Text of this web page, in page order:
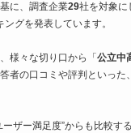
に、調査企業29社を対象に
ングを発表しています。
様々な切り口から「 公立中
者の口コミや評判といった
ザー満足度”からも比較す